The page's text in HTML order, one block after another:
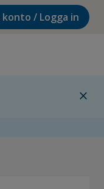
konto / Logga in
close